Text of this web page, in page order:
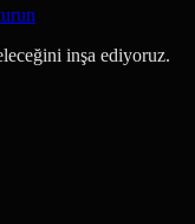
inşa ediyoruz.